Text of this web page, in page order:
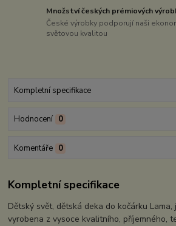
Množství českých prémiových
České výrobky podporují naši
světovou kvalitou
Kompletní specifikace
Hodnocení 0
Komentáře 0
Kompletní specifikace
Dětský svět, dětská deka do kočárku
vyrobena z vysoce kvalitního, příjemného,